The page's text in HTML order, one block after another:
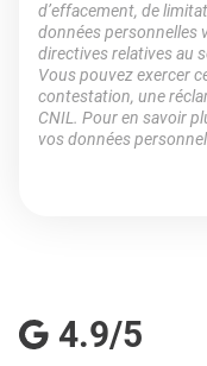
d’effacement, de
données personnelles
directives relatives au
Vous pouvez exercer
contestation, une
CNIL. Pour en savoir
vos données
4.9/5